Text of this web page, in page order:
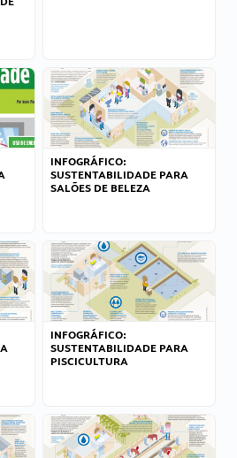
INFOGRÁFICO:
SUSTENTABILIDADE PARA
SALÕES DE BELEZA
INFOGRÁFICO:
SUSTENTABILIDADE PARA
PISCICULTURA